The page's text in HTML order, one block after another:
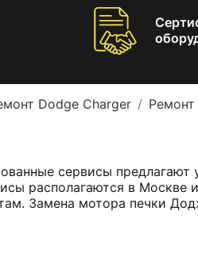
Dodge Charger
сервисы предлагают
располагаются в
Замена мотора печки